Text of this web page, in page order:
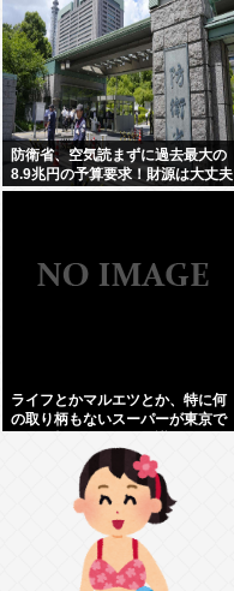
防衛省、空気読まずに過去最大の
8.9兆円の予算要求！財源は大丈夫
か？！
ライフとかマルエツとか、特に何
の取り柄もないスーパーが東京で
普通OK行くだろ